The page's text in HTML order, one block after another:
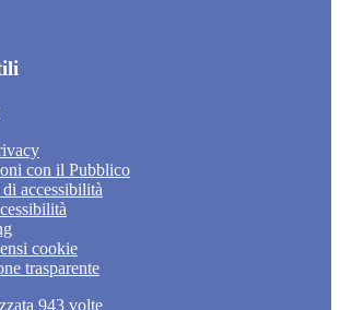
con il Pubblico
accessibilità
cookie
trasparente
943 volte